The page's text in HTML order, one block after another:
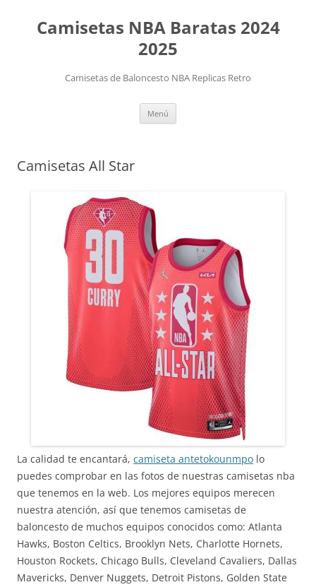
Camisetas NBA Baratas 2024
2025
Camisetas de Baloncesto NBA Replicas Retro
Menú
Camisetas All Star
La calidad te encantará, camiseta antetokounmpo lo
puedes comprobar en las fotos de nuestras camisetas nba
que tenemos en la web. Los mejores equipos merecen
nuestra atención, así que tenemos camisetas de
baloncesto de muchos equipos conocidos como: Atlanta
Hawks, Boston Celtics, Brooklyn Nets, Charlotte Hornets,
Houston Rockets, Chicago Bulls, Cleveland Cavaliers, Dallas
Mavericks, Denver Nuggets, Detroit Pistons, Golden State